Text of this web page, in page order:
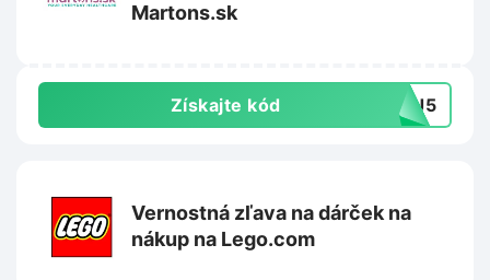
Martons.sk
Získajte kód TAJ5
Vernostná zľava na dárček na
nákup na Lego.com